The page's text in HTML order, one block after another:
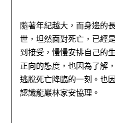
隨著年紀越大，而身邊的
世，坦然面對死亡，已經
到接受，慢慢安排自己的
正向的態度，也因為了解
逃脫死亡降臨的一刻。也
認識龍巖林家安協理。